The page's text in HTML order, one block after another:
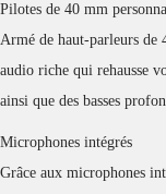
Pilotes de 40 mm
Armé de haut-parleurs de
audio riche qui rehausse
ainsi que des basses
Microphones intégrés
Grâce aux microphones